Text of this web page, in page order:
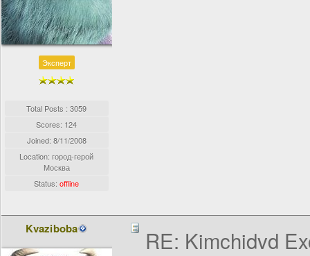
Эксперт
Total Posts : 3059
Scores: 124
Joined: 8/11/2008
Location: город-герой
Москва
Status:offline
Kvaziboba
RE: Kimchidvd